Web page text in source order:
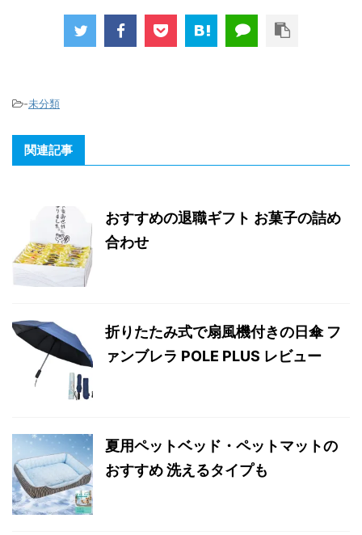
-未分類
関連記事
おすすめの退職ギフト お菓子の詰め
合わせ
折りたたみ式で扇風機付きの日傘 フ
ァンブレラ POLE PLUS レビュー
夏用ペットベッド・ペットマットの
おすすめ 洗えるタイプも